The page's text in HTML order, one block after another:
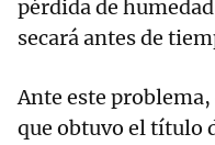
pérdida de
secará antes de
Ante este
que obtuvo el título